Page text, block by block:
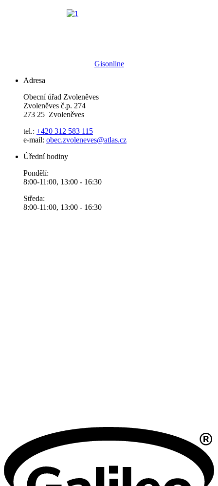
Gisonline
Adresa
Obecní úřad Zvoleněves
Zvoleněves č.p. 274
273 25 Zvoleněves
tel.: +420 312 583 115
e-mail: obec.zvoleneves@atlas.cz
Úřední hodiny
Pondělí:
8:00-11:00, 13:00 - 16:30
Středa:
8:00-11:00, 13:00 - 16:30